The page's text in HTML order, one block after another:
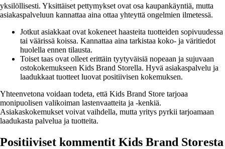
yksilöllisesti. Yksittäiset pettymykset ovat osa kaupankäyntiä, mutta
asiakaspalveluun kannattaa aina ottaa yhteyttä ongelmien ilmetessä.
Jotkut asiakkaat ovat kokeneet haasteita tuotteiden sopivuudessa
tai väärissä koissa. Kannattaa aina tarkistaa koko- ja väritiedot
huolella ennen tilausta.
Toiset taas ovat olleet erittäin tyytyväisiä nopeaan ja sujuvaan
ostokokemukseen Kids Brand Storella. Hyvä asiakaspalvelu ja
laadukkaat tuotteet luovat positiivisen kokemuksen.
Yhteenvetona voidaan todeta, että Kids Brand Store tarjoaa
monipuolisen valikoiman lastenvaatteita ja -kenkiä.
Asiakaskokemukset voivat vaihdella, mutta yritys pyrkii tarjoamaan
laadukasta palvelua ja tuotteita.
Positiiviset kommentit Kids Brand Storesta